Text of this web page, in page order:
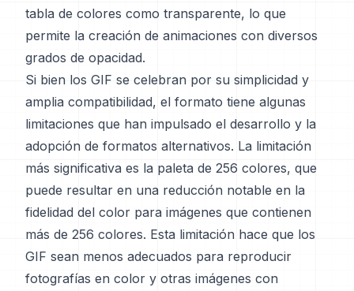
tabla de colores como transparente, lo que
permite la creación de animaciones con diversos
grados de opacidad.
Si bien los GIF se celebran por su simplicidad y
amplia compatibilidad, el formato tiene algunas
limitaciones que han impulsado el desarrollo y la
adopción de formatos alternativos. La limitación
más significativa es la paleta de 256 colores, que
puede resultar en una reducción notable en la
fidelidad del color para imágenes que contienen
más de 256 colores. Esta limitación hace que los
GIF sean menos adecuados para reproducir
fotografías en color y otras imágenes con